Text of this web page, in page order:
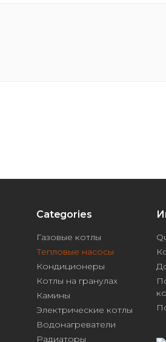
Categories
Газовые котлы
Тепловые насосы
Кондиционеры
Котлы на гранулах
Камины
Электрические котлы
Водонагреватели
Радиаторы